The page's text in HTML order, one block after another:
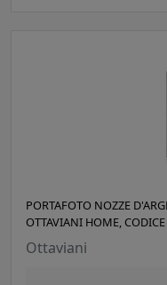
PORTAFOTO NOZZE
OTTAVIANI HOME,
Ottaviani